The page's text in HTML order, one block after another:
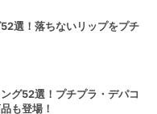
選！落ちないリップをプチ
グ52選！プチプラ・デパコ
も登場！